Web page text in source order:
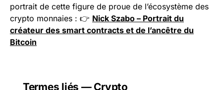
portrait de cette figure de proue de l’écosystème des
crypto monnaies : 👉 Nick Szabo – Portrait du
créateur des smart contracts et de l’ancêtre du
Bitcoin
Termes liés — Crypto